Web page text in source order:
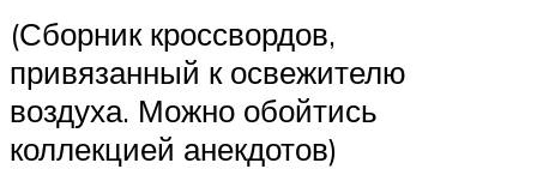
(Сборник кроссвордов,
привязанный к освежителю
воздуха. Можно обойтись
коллекцией анекдотов)